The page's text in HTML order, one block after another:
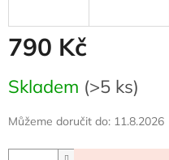
790 Kč
cena:
Skladem (>5 ks)
Můžeme doručit do: 11.8.2026